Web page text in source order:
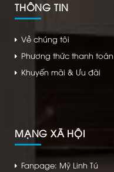
THÔNG TIN
Về chúng tôi
Phương thức thanh toán
Khuyến mãi & Ưu đãi
MẠNG XÃ HỘI
Fanpage: Mỹ Linh Tú